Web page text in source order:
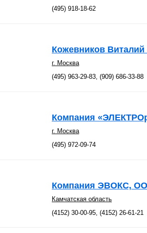
(495) 918-18-62
Кожевников
г. Москва
(495) 963-29-83, (909) 686-33-88
Компания
г. Москва
(495) 972-09-74
Компания ЭВОКС,
Камчатская область
(4152) 30-00-95, (4152) 26-61-21